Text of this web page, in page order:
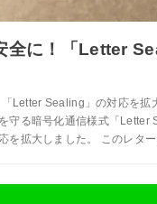
全に！「Letter
Letter Sealing」の対応を拡
守る暗号化通信様式「Letter
を拡大しました。 このレタ